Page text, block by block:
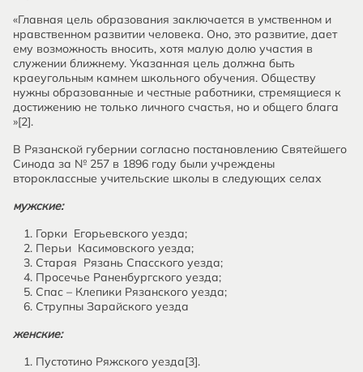
«Главная цель образования заключается в умственном и
нравственном развитии человека. Оно, это развитие, дает
ему возможность вносить, хотя малую долю участия в
служении ближнему. Указанная цель должна быть
краеугольным камнем школьного обучения. Обществу
нужны образованные и честные работники, стремящиеся к
достижению не только личного счастья, но и общего блага
»[2].
В Рязанской губернии согласно постановлению Святейшего
Синода за № 257 в 1896 году были учреждены
второклассные учительские школы в следующих селах
мужские:
Горки Егорьевского уезда;
Перьи Касимовского уезда;
Старая Рязань Спасского уезда;
Просечье Раненбургского уезда;
Спас – Клепики Рязанского уезда;
Струпны Зарайского уезда
женские:
Пустотино Ряжского уезда[3].